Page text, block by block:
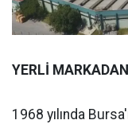
YERLİ
1968 yılında